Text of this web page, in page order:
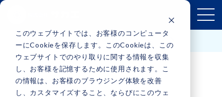
このウェブサイトでは、お客様のコンピュータ
ーにCookieを保存します。このCookieは、この
ウェブサイトでのやり取りに関する情報を収集
し、お客様を記憶するために使用されます。こ
の情報は、お客様のブラウジング体験を改善
し、カスタマイズすること、ならびにこのウェ
お問い合わせはこちら